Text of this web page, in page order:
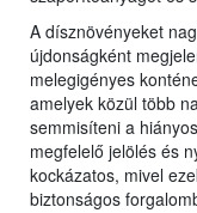
A dísznövényeket
újdonságként
melegigényes
amelyek közül több
semmisíteni a
megfelelő jelölés és
kockázatos, mivel
biztonságos